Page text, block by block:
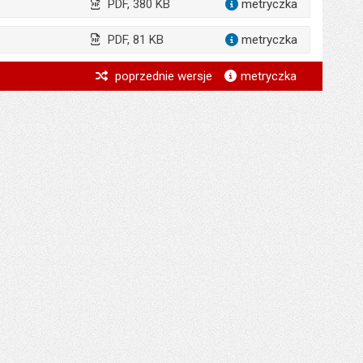
PDF, 380 KB metryczka
PDF, 81 KB metryczka
*
poprzednie wersje metryczka